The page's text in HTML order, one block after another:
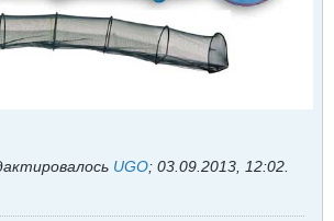
UGO; 03.09.2013, 12:02